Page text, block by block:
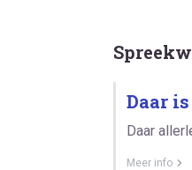
Daar
Daar
Meer info